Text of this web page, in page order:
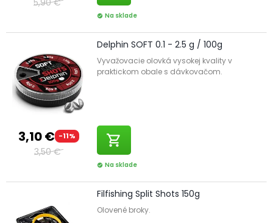
check_circle Na sklade
3,10 € -11%
3,50 €
Delphin SOFT 0.1 - 2.5 g / 100g
Vyvažovacie olovká vysokej kvality v
praktickom obale s dávkovačom.
shopping_cart
check_circle Na sklade
Filfishing Split Shots 150g
Olovené broky.